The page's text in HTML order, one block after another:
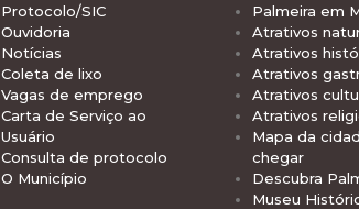
Protocolo/SIC
Ouvidoria
Notícias
Coleta de lixo
Vagas de emprego
Carta de Serviço ao
Usuário
Consulta de protocolo
O Município
Palmeira em
Atrativos
Atrativos
Atrativos
Atrativos
Atrativos
Mapa da
chegar
Descubra
Museu